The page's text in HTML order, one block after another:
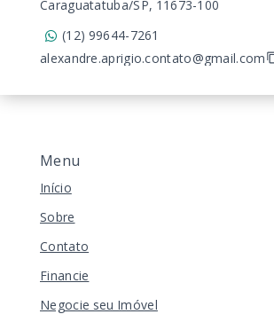
Menu
Início
Sobre
Contato
Financie
Negocie seu Imóvel
Caraguatatuba/SP, 11673-100
(12) 99644-7261
alexandre.aprigio.contato@gmail.com